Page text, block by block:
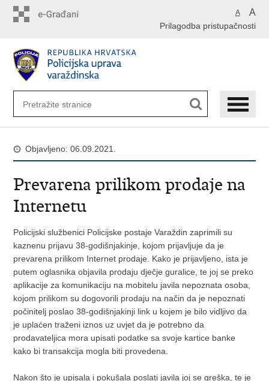
A A
Prilagodba pristupačnosti
Objavljeno: 06.09.2021.
Prevarena prilikom prodaje na
Internetu
Policijski službenici Policijske postaje Varaždin zaprimili su
kaznenu prijavu 38-godišnjakinje, kojom prijavljuje da je
prevarena prilikom Internet prodaje. Kako je prijavljeno, ista je
putem oglasnika objavila prodaju dječje guralice, te joj se preko
aplikacije za komunikaciju na mobitelu javila nepoznata osoba,
kojom prilikom su dogovorili prodaju na način da je nepoznati
počinitelj poslao 38-godišnjakinji link u kojem je bilo vidljivo da
je uplaćen traženi iznos uz uvjet da je potrebno da
prodavateljica mora upisati podatke sa svoje kartice banke
kako bi transakcija mogla biti provedena.
Nakon što je upisala i pokušala poslati javila joj se greška, te je